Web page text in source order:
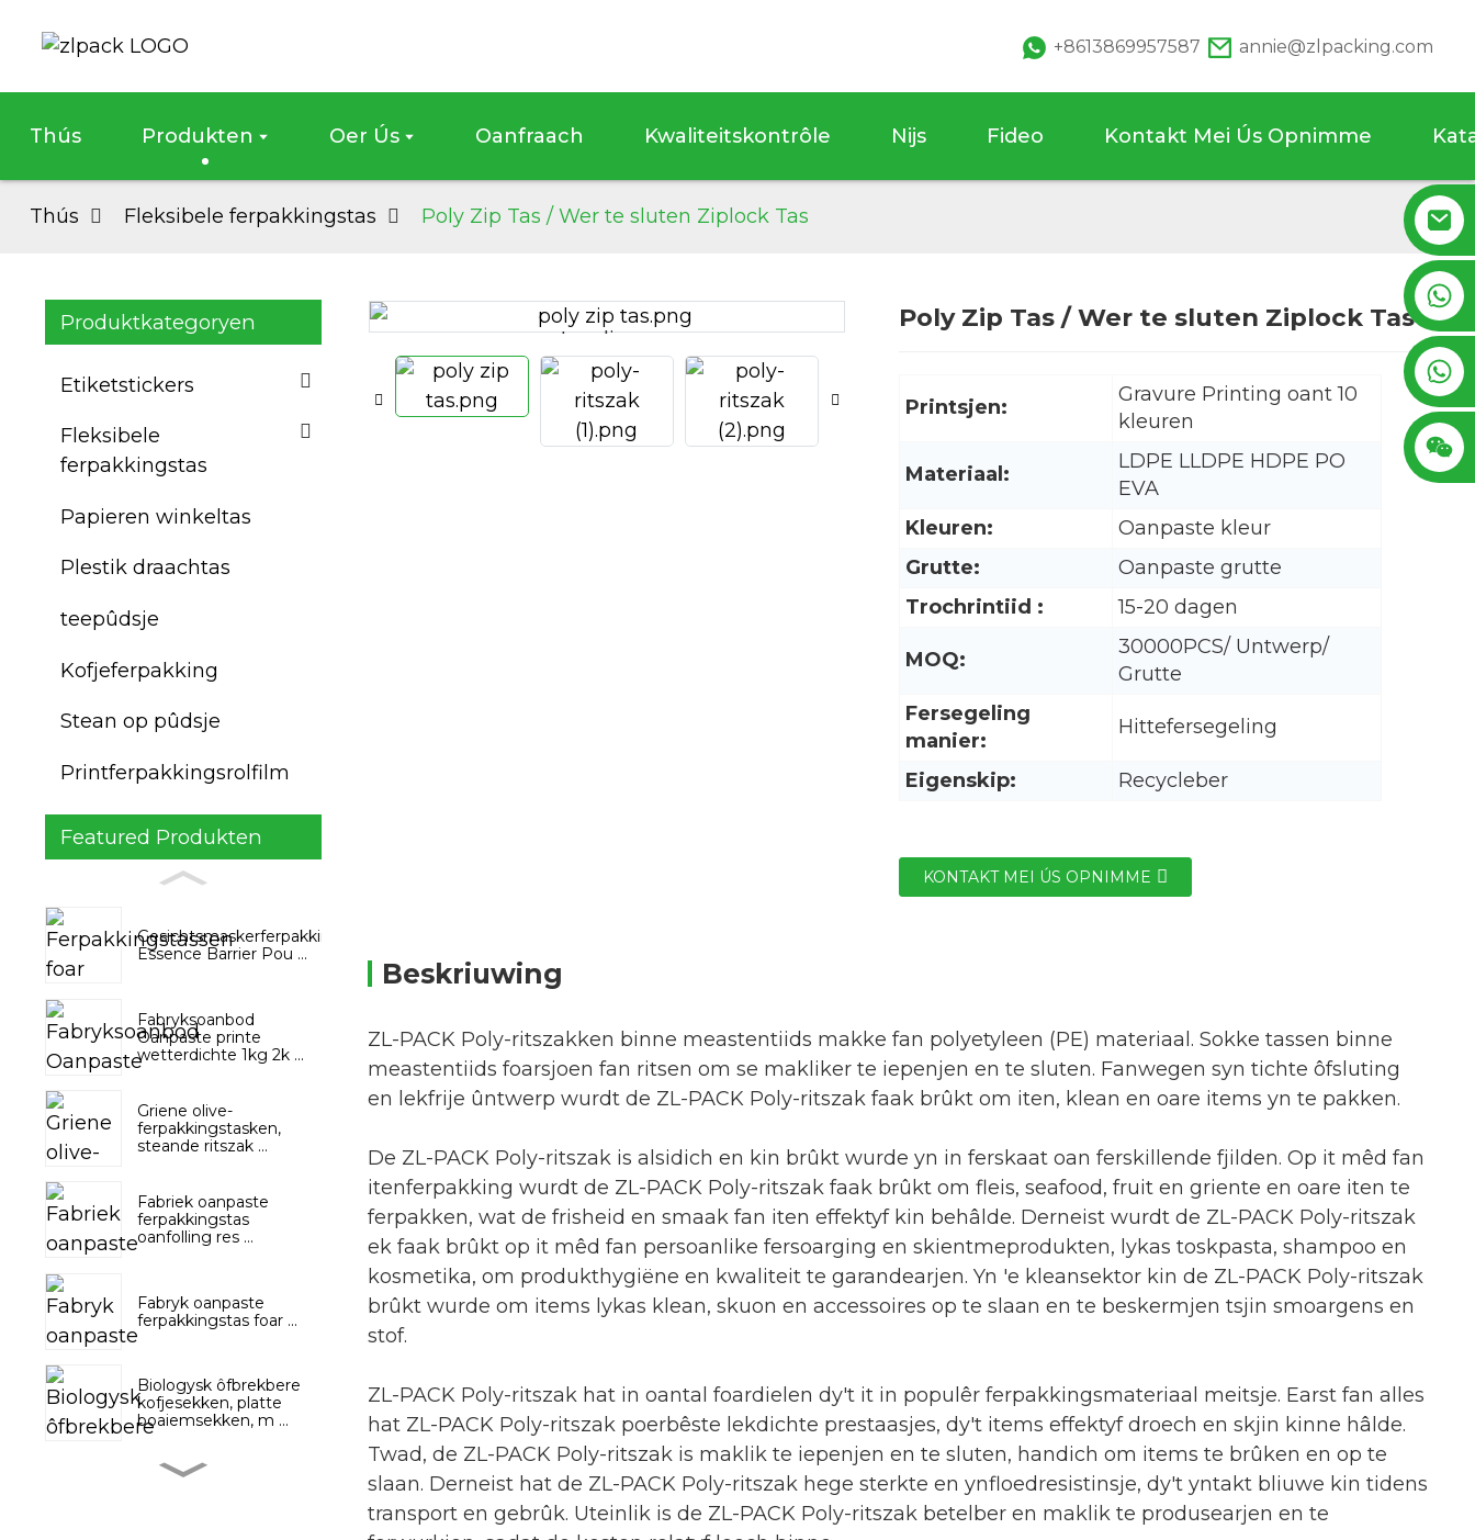
+8613869957587 annie@zlpacking.com
Thús Produkten Oer Ús Oanfraach Kwaliteitskontrôle Nijs Fideo Kontakt Mei Ús Opnimme
Thús Fleksibele ferpakkingstas Poly Zip Tas / Wer te sluten Ziplock Tas
Produktkategoryen
Etiketstickers
Fleksibele
ferpakkingstas
Papieren winkeltas
Plestik draachtas
teepûdsje
Kofjeferpakking
Stean op pûdsje
Printferpakkingsrolfilm
Featured Produkten
Gesichtsmaskerferpakkingstassen,
Essence Barrier Pou ...
Fabryksoanbod
Oanpaste printe
wetterdichte 1kg 2k ...
Griene olive-
ferpakkingstasken,
steande ritszak ...
Fabriek oanpaste
ferpakkingstas
oanfolling res ...
Fabryk oanpaste
ferpakkingstas foar ...
Biologysk ôfbrekbere
kofjesekken, platte
boaiemsekken, m ...
Shampoo conditioner
Loading...
Loading... Loading...
Loading...
Poly Zip Tas / Wer te sluten Ziplock Tas
Printsjen:
Gravure Printing oant 10
kleuren
Materiaal:
LDPE LLDPE HDPE PO
EVA
Kleuren:
Oanpaste kleur
Grutte:
Oanpaste grutte
Trochrintiid :
15-20 dagen
MOQ:
30000PCS/ Untwerp/
Grutte
Fersegeling
manier:
Hittefersegeling
Eigenskip: Recycleber
KONTAKT MEI ÚS OPNIMME
Beskriuwing
ZL-PACK Poly-ritszakken binne meastentiids makke fan polyetyleen (PE) materiaal. Sokke tassen binne
meastentiids foarsjoen fan ritsen om se makliker te iepenjen en te sluten. Fanwegen syn tichte ôfsluting
en lekfrije ûntwerp wurdt de ZL-PACK Poly-ritszak faak brûkt om iten, klean en oare items yn te pakken.
De ZL-PACK Poly-ritszak is alsidich en kin brûkt wurde yn in ferskaat oan ferskillende fjilden. Op it mêd fan
itenferpakking wurdt de ZL-PACK Poly-ritszak faak brûkt om fleis, seafood, fruit en griente en oare iten te
ferpakken, wat de frisheid en smaak fan iten effektyf kin behâlde. Derneist wurdt de ZL-PACK Poly-ritszak
ek faak brûkt op it mêd fan persoanlike fersoarging en skientmeprodukten, lykas toskpasta, shampoo en
kosmetika, om produkthygiëne en kwaliteit te garandearjen. Yn 'e kleansektor kin de ZL-PACK Poly-ritszak
brûkt wurde om items lykas klean, skuon en accessoires op te slaan en te beskermjen tsjin smoargens en
stof.
ZL-PACK Poly-ritszak hat in oantal foardielen dy't it in populêr ferpakkingsmateriaal meitsje. Earst fan alles
hat ZL-PACK Poly-ritszak poerbêste lekdichte prestaasjes, dy't items effektyf droech en skjin kinne hâlde.
Twad, de ZL-PACK Poly-ritszak is maklik te iepenjen en te sluten, handich om items te brûken en op te
slaan. Derneist hat de ZL-PACK Poly-ritszak hege sterkte en ynfloedresistinsje, dy't yntakt bliuwe kin tidens
transport en gebrûk. Uteinlik is de ZL-PACK Poly-ritszak betelber en maklik te produsearjen en te